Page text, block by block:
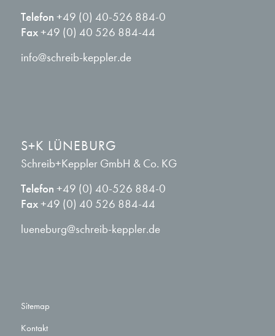
Telefon +49 (0) 40-526 884-0
Fax+49 (0) 40 526 884-44
info@schreib-keppler.de
S+K LÜNEBURG
Schreib+Keppler GmbH & Co. KG
Telefon +49 (0) 40-526 884-0
Fax+49 (0) 40 526 884-44
lueneburg@schreib-keppler.de
Sitemap
Kontakt